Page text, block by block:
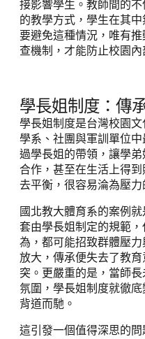
接影響學生。教師間的
的教學方式，學生在其
要避免這種情況，唯有
查機制，才能防止校園內
學長姐制度：傳
學長姐制度是台灣校園
學系、社團與軍訓單位
過學長姐的帶領，讓學
合作，甚至在生活上得
去平衡，很容易淪為壓力
國北教大體育系的案例
套由學長姐制定的規範
為，都可能招致群體壓
放大，傳承便失去了教
突。更嚴重的是，當師
氛圍，學長姐制度就徹
背道而馳。
這引發一個值得深思的